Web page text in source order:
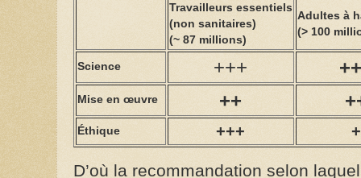
Travailleurs essentiels
(non sanitaires)
(~ 87 millions)
Adultes à
(> 100
Science +++
Mise en œuvre ++
Éthique +++ +
D’où la recommandation selon